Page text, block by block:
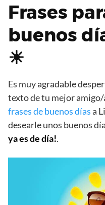
Frases
buenos
☀
Es muy agradable
texto de tu mejor
frases de buenos díasa
desearle unos buenos
ya es de día!.